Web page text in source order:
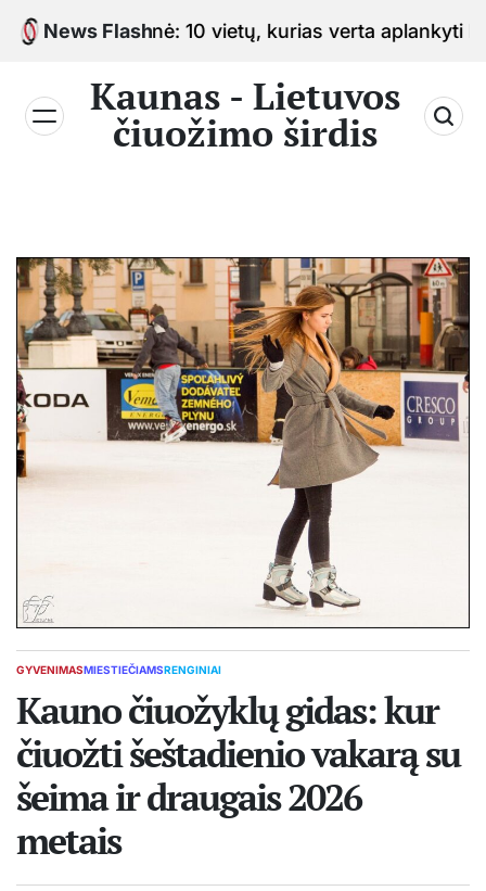
Skip
News Flash
sostinė: 10 vietų, kurias verta aplankyti keliaujant
Kaunas - Lietuvos
čiuožimo širdis
POSTED
GYVENIMASMIESTIEČIAMSRENGINIAI
Kauno čiuožyklų gidas: kur
čiuožti šeštadienio vakarą su
šeima ir draugais 2026
metais